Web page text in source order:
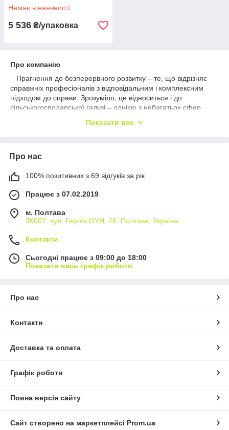
Немає в наявності
5 536 ₴/упаковка
Про компанію
Прагнення до безперервного розвитку – те, що відрізняє
справжніх професіоналів з відповідальним і комплексним
підходом до справи. Зрозуміло, це відноситься і до
сільськогосподарської галузі – однією з небагатьох сфер
демонструє збільшення обсягів виробництва та позитивну
компанія «Химагромаркетинг» предлагает эффективные
«Химагромаркетинг» – гарант качества
В тесном партнерстве с европейскими и азиатскими
коллегами, «Химагромаркетинг» осуществляет продажу
средств защиты растений и посевного материала для
культур. Ключевыми особенностями нашей продукции
являются:
власний контроль над виробництвом ЗЗР, що
забезпечує нам впевненість у товарі, а клієнтам –
виробництва;
захист від підробок.
Показати все
Про нас
100% позитивних з 69 відгуків за рік
Працює з 07.02.2019
м. Полтава
36007, вул. Героїв ОУН, 26, Полтава, Україна
Контакти
Сьогодні працює з 09:00 до 18:00
Показати весь графік роботи
Про нас
Контакти
Доставка та оплата
Графік роботи
Повна версія сайту
Сайт створено на маркетплейсі Prom.ua